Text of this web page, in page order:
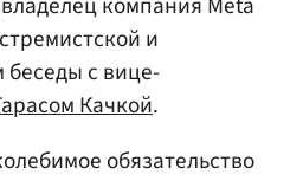
и
с вице-
Качкой.
обязательство